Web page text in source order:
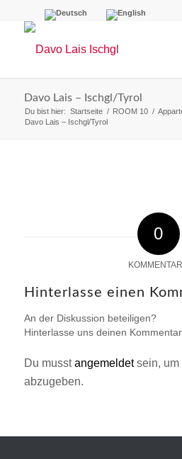
Davo Lais – Ischgl/Tyrol
Du bist hier: Startseite / ROOM 10 /
Davo Lais – Ischgl/Tyrol
0
Hinterlasse einen
An der Diskussion beteiligen?
Hinterlasse uns deinen
Du musstangemeldetsein, um
abzugeben.